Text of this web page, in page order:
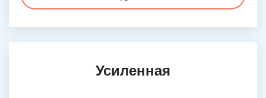
Усиленная